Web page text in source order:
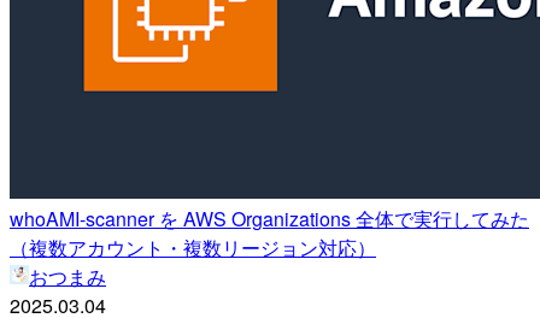
whoAMI-scanner を AWS Organizations 全体で実行してみた
（複数アカウント・複数リージョン対応）
おつまみ
2025.03.04